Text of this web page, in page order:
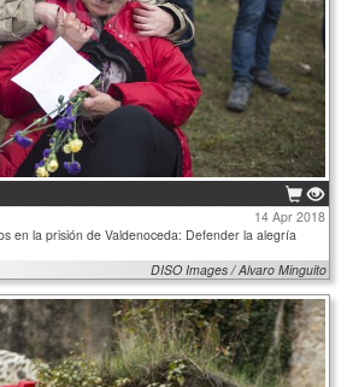
14 Apr 2018
en la prisión de Valdenoceda: Defender la alegría
DISO Images / Alvaro Minguito